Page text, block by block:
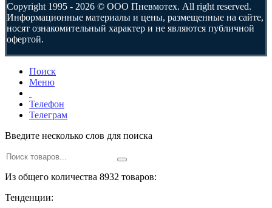
Copyright 1995 - 2026 © ООО Пневмотех. All right reserved.
Информационные материалы и цены, размещенные на сайте,
носят ознакомительный характер и не являются публичной
офертой.
Поиск
Меню
Телефон
Телеграм
Введите несколько слов для поиска
Из общего количества 8932 товаров:
Тенденции: